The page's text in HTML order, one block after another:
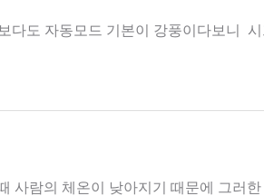
다도 자동모드 기본이 강풍이다보니
사람의 체온이 낮아지기 때문에 그러